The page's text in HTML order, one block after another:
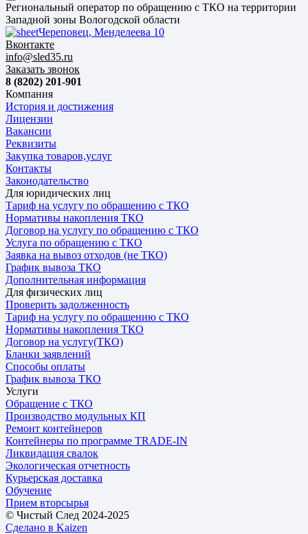
Региональный оператор по обращению с ТКО на территории
Западной зоны Вологодской области
Череповец, Менделеева 10
Вконтакте
info@sled35.ru
Заказать звонок
8 (8202) 201-901
Компания
История и достижения
Лицензии
Вакансии
Реквизиты
Закупка товаров,услуг
Контакты
Законодательство
Для юридических лиц
Тариф на услугу по обращению с ТКО
Нормативы накопления ТКО
Договор на услугу по обращению с ТКО
Услуга по обращению с ТКО
Заявка на вывоз отходов (не ТКО)
График вывоза ТКО
Дополнительная информация
Для физических лиц
Проверить задолженность
Тариф на услугу по обращению с ТКО
Нормативы накопления ТКО
Договор на услугу(ТКО)
Бланки заявлений
Способы оплаты
График вывоза ТКО
Услуги
Обращение с ТКО
Производство модульных КП
Ремонт контейнеров
Контейнеры по программе TRADE-IN
Ликвидация свалок
Экологическая отчетность
Курьерская доставка
Обучение
Прием вторсырья
© Чистый След 2024-2025
Сделано в Kaizen